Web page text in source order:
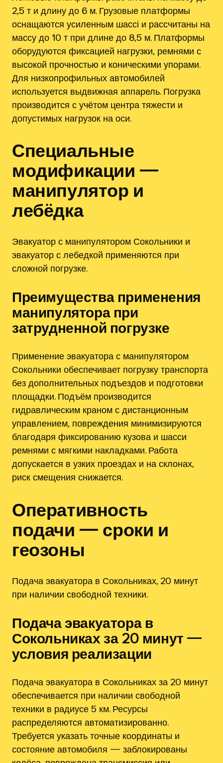
2‚5 т и длину до 6 м. Грузовые платформы
оснащаются усиленным шассі и рассчитаны на
массу до 10 т при длине до 8‚5 м. Платформы
оборудуются фиксацией нагрузки‚ ремнями с
высокой прочностью и коническими упорами.
Для низкопрофильных автомобилей
используется выдвижная аппарель. Погрузка
производится с учётом центра тяжести и
допустимых нагрузок на оси.
Специальные
модификации —
манипулятор и
лебёдка
Эвакуатор с манипулятором Сокольники и
эвакуатор с лебедкой применяются при
сложной погрузке.
Преимущества применения
манипулятора при
затрудненной погрузке
Применение эвакуатора с манипулятором
Сокольники обеспечивает погрузку транспорта
без дополнительных подъездов и подготовки
площадки. Подъём производится
гидравлическим краном с дистанционным
управлением‚ повреждения минимизируются
благодаря фиксированию кузова и шасси
ремнями с мягкими накладками. Работа
допускается в узких проездах и на склонах‚
риск смещения снижается.
Оперативность
подачи — сроки и
геозоны
Подача эвакуатора в Сокольниках, 20 минут
при наличии свободной техники.
Подача эвакуатора в
Сокольниках за 20 минут —
условия реализации
Подача эвакуатора в Сокольниках за 20 минут
обеспечивается при наличии свободной
техники в радиусе 5 км. Ресурсы
распределяются автоматизированно.
Требуется указать точные координаты и
состояние автомобиля — заблокированы